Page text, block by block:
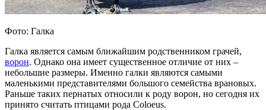
Фото: Галка
Галка является самым ближайшим родственником грачей,
ворон. Однако она имеет существенное отличие от них –
небольшие размеры. Именно галки являются самыми
маленькими представителями большого семейства врановых.
Раньше таких пернатых относили к роду ворон, но сегодня их
принято считать птицами рода Coloeus.